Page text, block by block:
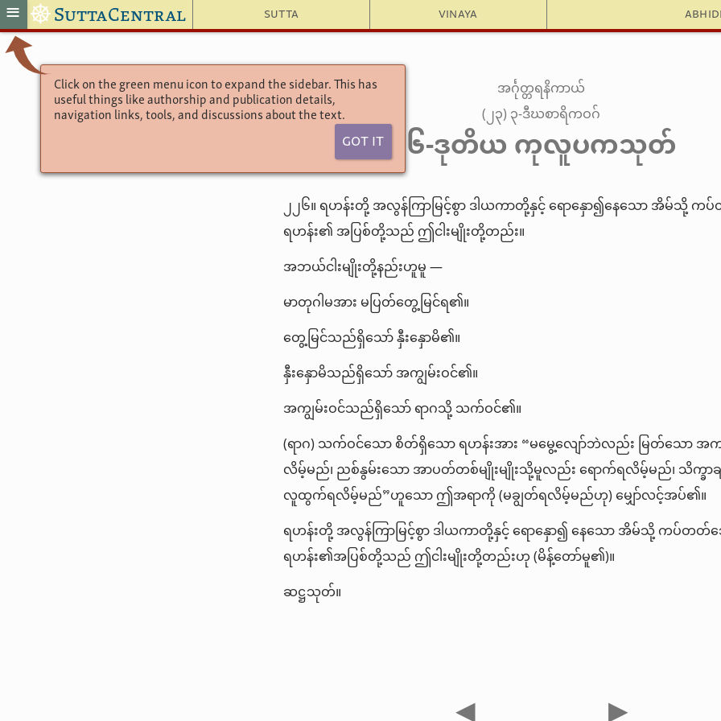
Sutta Vinaya
≡ ☸ SuttaCentral
Click on the green menu icon to expand the sidebar. This has
useful things like authorship and publication details,
navigation links, tools, and discussions about the text.
Got It
အင်္ဂုတ္တရနိကာယ်
(၂၃) ၃-ဒီဃစာရိကဝဂ်
၆-ဒုတိယ ကုလူပကသုတ်
၂၂၆။ ရဟန်းတို့ အလွန်ကြာမြင့်စွာ ဒါယကာတို့နှင့် ရောနှော၍နေသော အိမ်သို့
ရဟန်း၏ အပြစ်တို့သည် ဤငါးမျိုးတို့တည်း။
အဘယ်ငါးမျိုးတို့နည်းဟူမူ —
မာတုဂါမအား မပြတ်တွေ့မြင်ရ၏။
တွေ့မြင်သည်ရှိသော် နှီးနှောမိ၏။
နှီးနှောမိသည်ရှိသော် အကျွမ်းဝင်၏။
အကျွမ်းဝင်သည်ရှိသော် ရာဂသို့ သက်ဝင်၏။
(ရာဂ) သက်ဝင်သော စိတ်ရှိသော ရဟန်းအား “မမွေ့လျော်ဘဲလည်း မြတ်သော အ
လိမ့်မည်၊ ညစ်နွမ်းသော အာပတ်တစ်မျိုးမျိုးသို့မူလည်း ရောက်ရလိမ့်မည်၊ သိက္ခာ
လူထွက်ရလိမ့်မည်”ဟူသော ဤအရာကို (မချွတ်ရလိမ့်မည်ဟု) မျှော်လင့်အပ်၏။
ရဟန်းတို့ အလွန်ကြာမြင့်စွာ ဒါယကာတို့နှင့် ရောနှော၍ နေသော အိမ်သို့ ကပ်တတ်
ရဟန်း၏အပြစ်တို့သည် ဤငါးမျိုးတို့တည်းဟု (မိန့်တော်မူ၏)။
ဆဋ္ဌသုတ်။
◀ ▶